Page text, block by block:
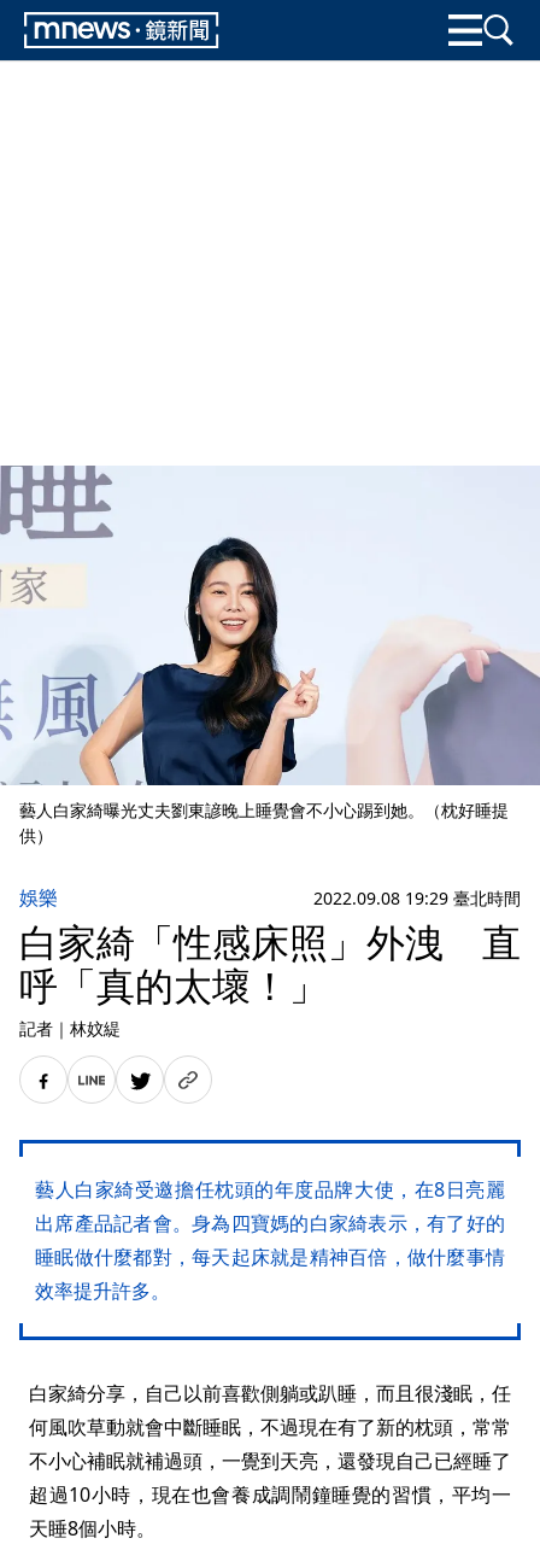
藝人白家綺曝光丈夫劉東諺晚上睡覺會不小心踢到她。（枕好睡提
供）
娛樂 2022.09.08 19:29 臺北時間
白家綺「性感床照」外洩 直
呼「真的太壞！」
記者 ｜ 林妏緹
藝人白家綺受邀擔任枕頭的年度品牌大使，在8日亮麗
出席產品記者會。身為四寶媽的白家綺表示，有了好的
睡眠做什麼都對，每天起床就是精神百倍，做什麼事情
效率提升許多。
白家綺分享，自己以前喜歡側躺或趴睡，而且很淺眠，任
何風吹草動就會中斷睡眠，不過現在有了新的枕頭，常常
不小心補眠就補過頭，一覺到天亮，還發現自己已經睡了
超過10小時，現在也會養成調鬧鐘睡覺的習慣，平均一
天睡8個小時。